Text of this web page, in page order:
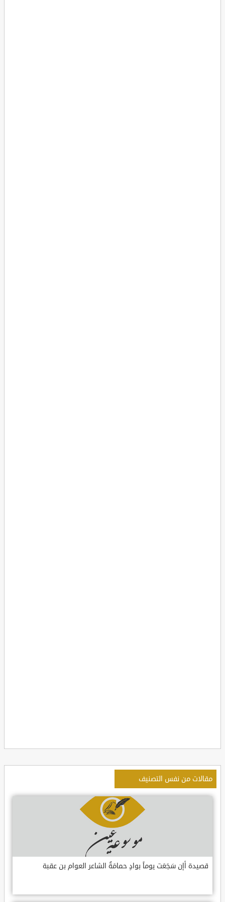
مقالات من نفس التصنيف
قصيدة أإن سَجَعَت يوماً بوادٍ حمامَةٌ الشاعر العوام بن عقبة